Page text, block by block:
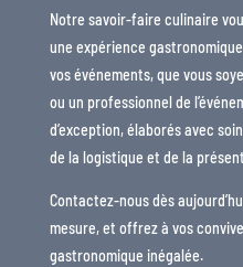
Notre savoir-faire culinaire
une expérience
vos événements, que vous
ou un professionnel de
d’exception, élaborés avec
de la logistique et de la
Contactez-nous dès
mesure, et offrez à vos
gastronomique inégalée.